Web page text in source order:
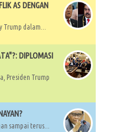
AS DENGAN
dalam...
DIPLOMASI
Presiden Trump
sampai terus...